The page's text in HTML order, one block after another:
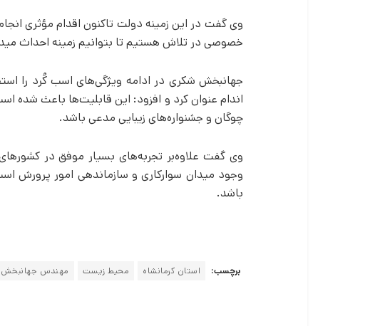
وی گفت در این زمینه دولت تاکنون اقدام مؤثری
خصوصی در تلاش هستیم تا بتوانیم زمینه احداث
جهانبخش شکری در ادامه ویژگی‌های اسب کُرد را
اندام عنوان کرد و افزود: این قابلیت‌ها باعث شده
چوگان و جشنواره‌های زیبایی مدعی باشد.
وی گفت علاوه‌بر تجربه‌های بسیار موفق در
وجود میدان سوارکاری و سازماندهی امور پرورش
باشد.
برچسب: استان کرمانشاه محیط زیست مهندس